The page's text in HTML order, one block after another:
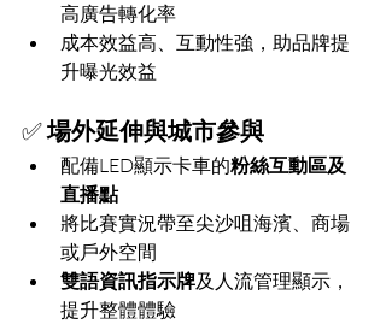
高廣告轉化率
成本效益高、互動性強，助品牌提
升曝光效益
✅ 場外延伸與城市參與
配備LED顯示卡車的粉絲互動區及
直播點
將比賽實況帶至尖沙咀海濱、商場
或戶外空間
雙語資訊指示牌及人流管理顯示，
提升整體體驗